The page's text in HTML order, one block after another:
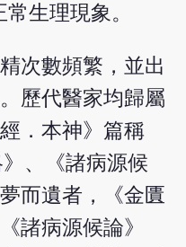
生理現象。
次數頻繁，並出
歷代醫家均歸屬
．本神》篇稱
》、《諸病源候
而遺者，《金匱
諸病源候論》